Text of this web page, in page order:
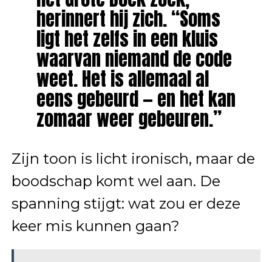
herinnert hij zich. “Soms
ligt het zelfs in een kluis
waarvan niemand de code
weet. Het is allemaal al
eens gebeurd — en het kan
zomaar weer gebeuren.”
Zijn toon is licht ironisch, maar de
boodschap komt wel aan. De
spanning stijgt: wat zou er deze
keer mis kunnen gaan?